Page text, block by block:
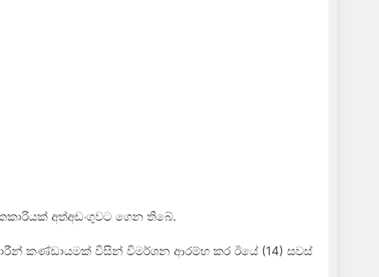
අත්අඩංගුවට ගෙන තිබේ.
කණ්ඩායමක් විසින් විමර්ශන ආරම්භ කර ඊයේ (14) සවස්